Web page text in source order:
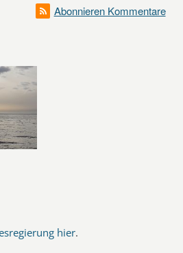
Abonnieren Kommentare
hier.